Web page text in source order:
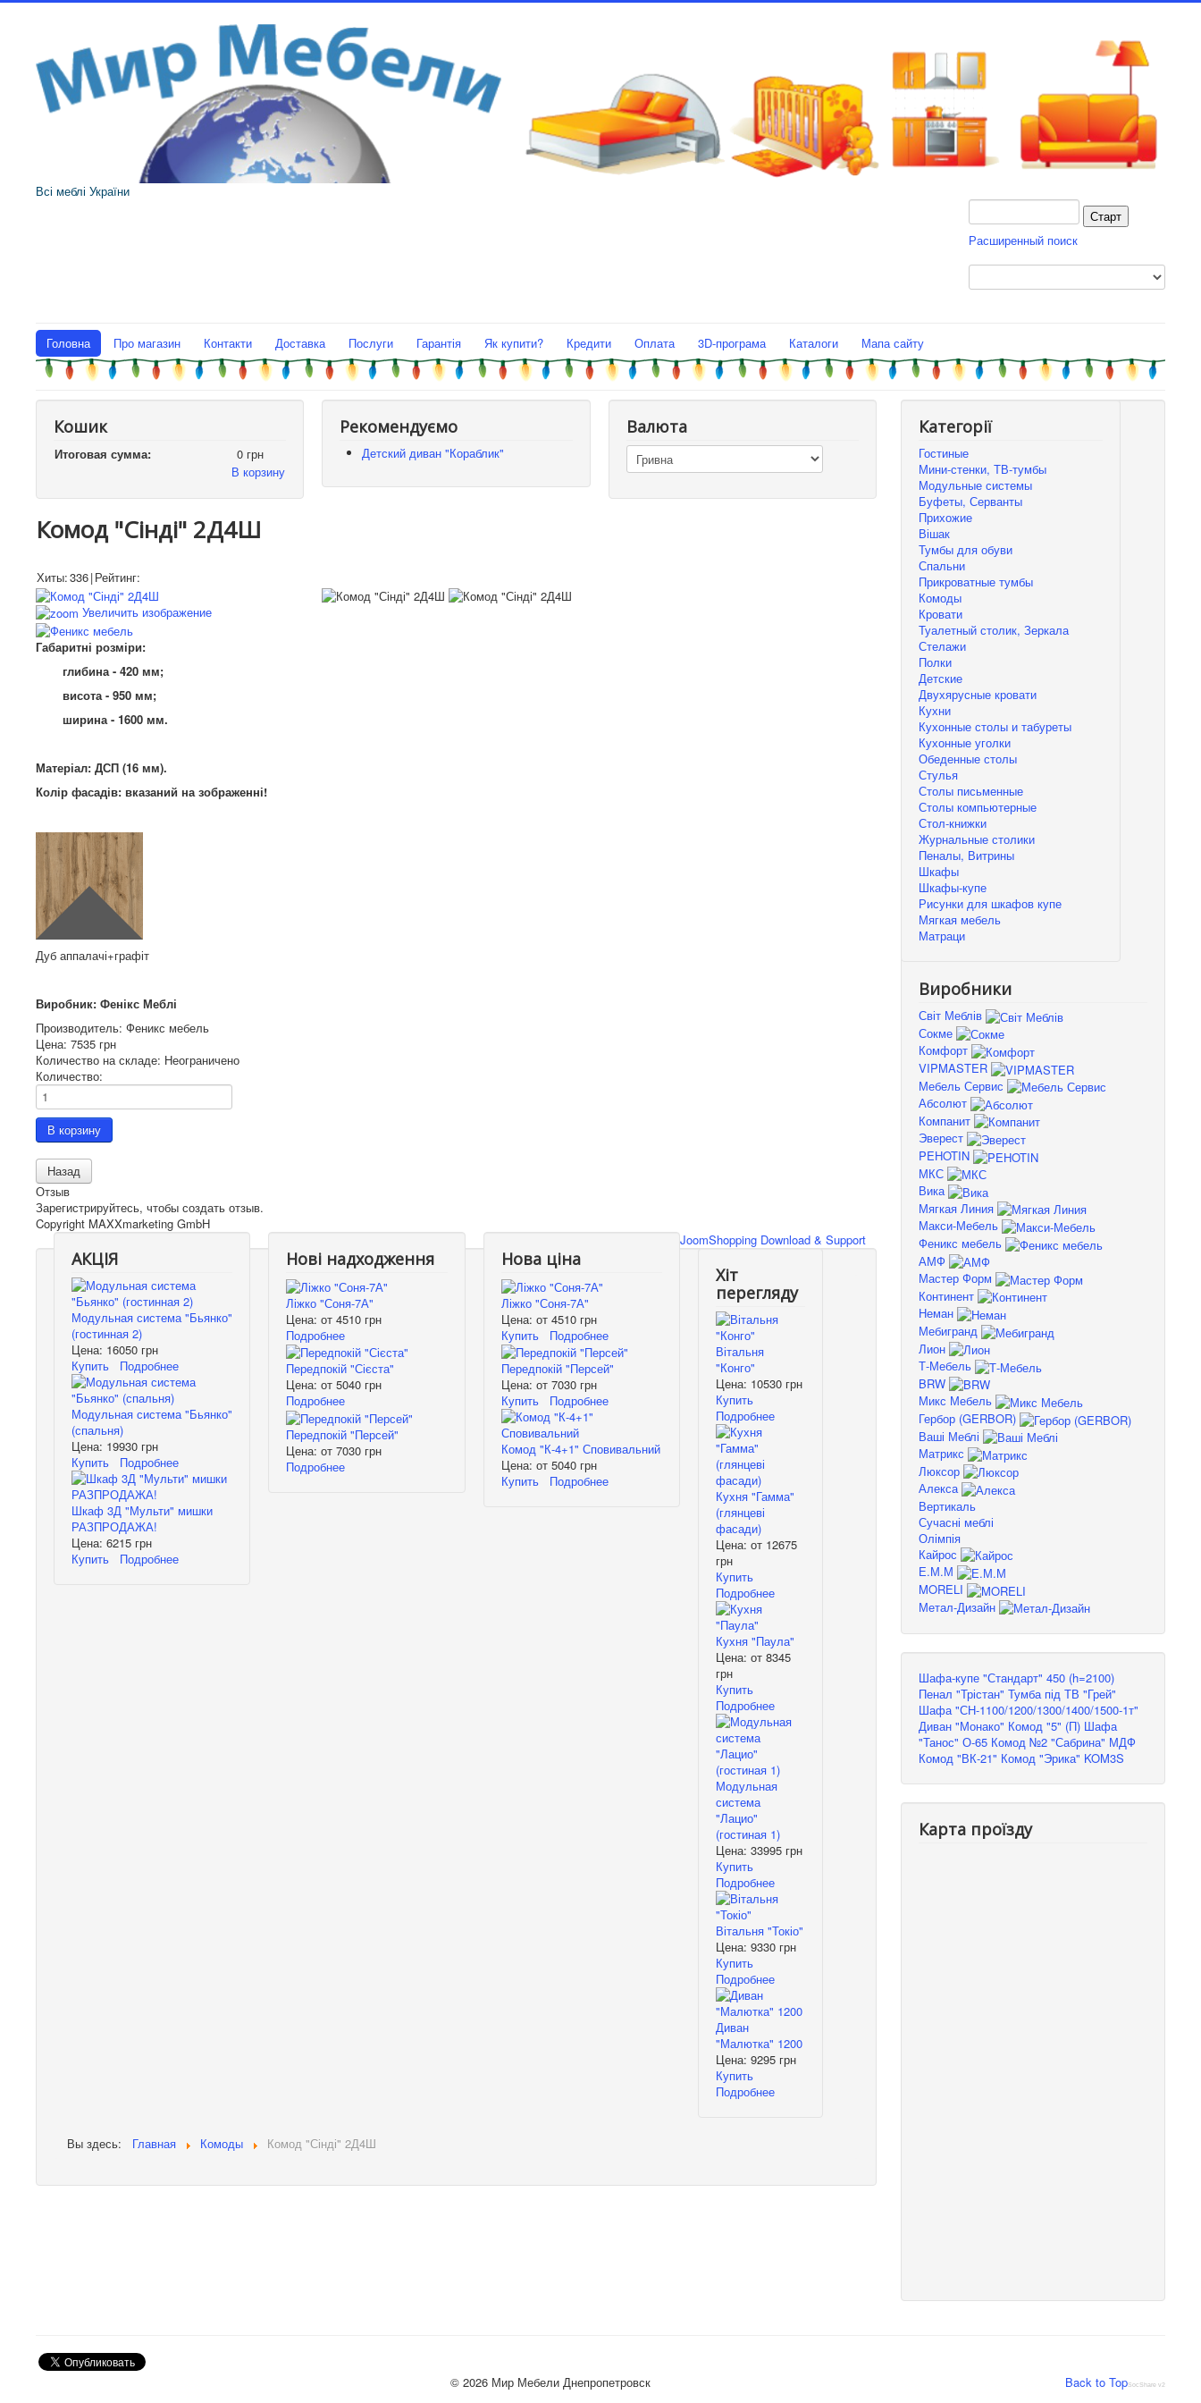
Всі меблі України
Расширенный поиск
Головна Про магазин Контакти Доставка Послуги Гарантія Як купити? Кредити Оплата 3D-програма Каталоги Мапа сайту
Кошик
Итоговая сумма:
0 грн
В корзину
Рекомендуємо
Детский диван "Кораблик"
Валюта
Комод "Сінді" 2Д4Ш
Хиты:336|Рейтинг:
Увеличить изображение
Габаритні розміри:
глибина - 420 мм;
висота - 950 мм;
ширина - 1600 мм.
Матеріал: ДСП (16 мм).
Колір фасадів: вказаний назображенні!
Дуб аппалачі+графіт
Виробник: Фенікс Меблі
Производитель: Феникс мебель
Цена: 7535 грн
Количество на складе: Неограничено
Количество:
Отзыв
Зарегистрируйтесь, чтобы создать отзыв.
Copyright MAXXmarketing GmbH
JoomShopping Download & Support
АКЦІЯ
Модульная система "Бьянко"
(гостинная 2)
Цена: 16050 грн
Купить
Подробнее
Модульная система "Бьянко"
(спальня)
Цена: 19930 грн
Купить
Подробнее
Шкаф 3Д "Мульти" мишки
РАЗПРОДАЖА!
Цена:6215 грн
Купить
Подробнее
Нові надходження
Ліжко "Соня-7А"
Цена: от4510 грн
Подробнее
Передпокій "Сієста"
Цена: от5040 грн
Подробнее
Передпокій "Персей"
Цена: от7030 грн
Подробнее
Нова ціна
Ліжко "Соня-7А"
Цена: от 4510 грн
Купить
Подробнее
Передпокій "Персей"
Цена: от 7030 грн
Купить
Подробнее
Комод "К-4+1" Сповивальний
Цена: от 5040 грн
Купить
Подробнее
Хіт
перегляду
Вітальня
"Конго"
Цена: 10530 грн
Купить
Подробнее
Кухня "Гамма"
(глянцеві
фасади)
Цена: от 12675
грн
Купить
Подробнее
Кухня "Паула"
Цена: от 8345
грн
Купить
Подробнее
Модульная
система
"Лацио"
(гостиная 1)
Цена: 33995 грн
Купить
Подробнее
Вітальня "Токіо"
Цена: 9330 грн
Купить
Подробнее
Диван
"Малютка" 1200
Цена: 9295 грн
Купить
Подробнее
Вы здесь: Главная Комоды Комод "Сінді" 2Д4Ш
Категорії
Гостиные
Мини-стенки, ТВ-тумбы
Модульные системы
Буфеты, Серванты
Прихожие
Вішак
Тумбы для обуви
Спальни
Прикроватные тумбы
Комоды
Кровати
Туалетный столик, Зеркала
Стелажи
Полки
Детские
Двухярусные кровати
Кухни
Кухонные столы и табуреты
Кухонные уголки
Обеденные столы
Стулья
Столы письменные
Столы компьютерные
Стол-книжки
Журнальные столики
Пеналы, Витрины
Шкафы
Шкафы-купе
Рисунки для шкафов купе
Мягкая мебель
Матраци
Виробники
Світ Меблів
Сокме
Комфорт
VIPMASTER
Мебель Сервис
Абсолют
Компанит
Эверест
PEHOTIN
МКС
Вика
Мягкая Линия
Макси-Мебель
Феникс мебель
АМФ
Мастер Форм
Континент
Неман
Мебигранд
Лион
Т-Мебель
BRW
Микс Мебель
Гербор (GERBOR)
Ваші Меблі
Матрикс
Люксор
Алекса
Вертикаль
Сучасні меблі
Олімпія
Кайрос
Е.М.М
MORELI
Метал-Дизайн
Шафа-купе "Стандарт" 450 (h=2100)
Пенал "Трістан" Тумба під ТВ "Грей"
Шафа "СН-1100/1200/1300/1400/1500-1т"
Диван "Монако" Комод "5" (П) Шафа
"Танос" О-65 Комод №2 "Сабрина" МДФ
Комод "ВК-21" Комод "Эрика" KOM3S
Карта проїзду
SocShare v2
Back to Top
© 2026 Мир Мебели Днепропетровск